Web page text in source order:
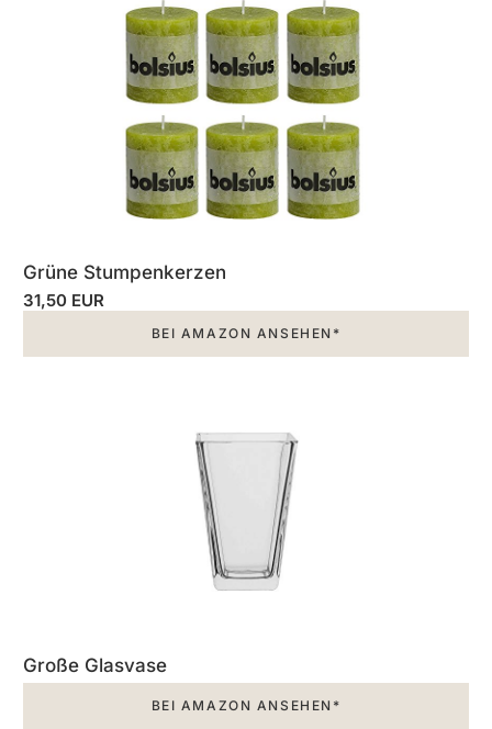
Grüne Stumpenkerzen
31,50 EUR
BEI AMAZON ANSEHEN*
Große Glasvase
BEI AMAZON ANSEHEN*